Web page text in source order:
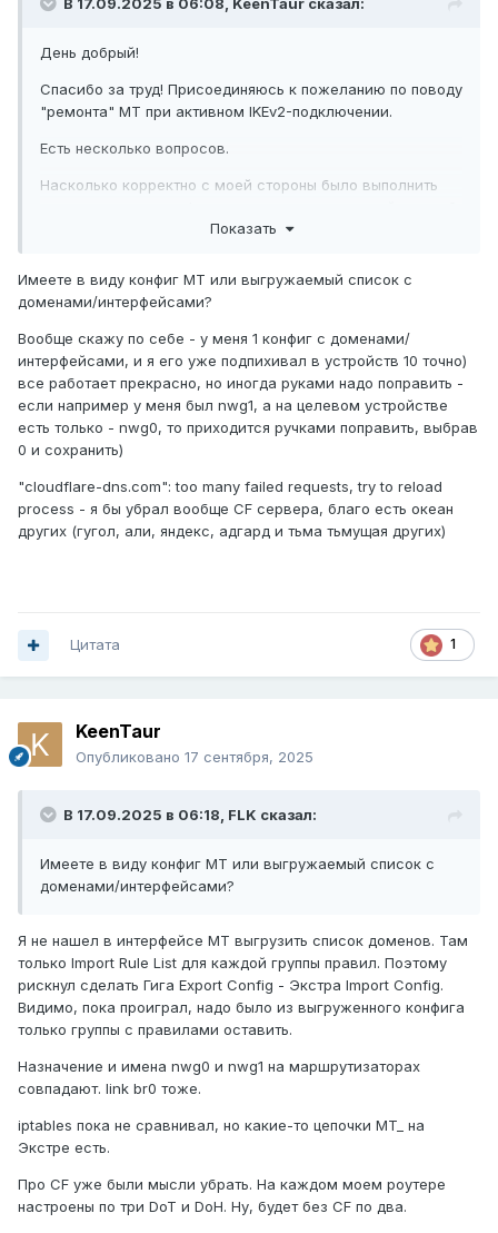
В 17.09.2025 в 06:08, KeenTaur сказал:
День добрый!
Спасибо за труд! Присоединяюсь к пожеланию по поводу
"ремонта" МТ при активном IKEv2-подключении.
Есть несколько вопросов.
Насколько корректно с моей стороны было выполнить
Есть Giga KN-1012, на ней настроен МТ, работает на два
аналогичными туннелями (назначение использования и
имена интерфейсов совпадают) - не работает, уходит
моменты (адреса, порты, link) в конфиге - вроде все
верно. МТ перезапускал, "Started MagiTrickle Daemon
from ." Пробовал включать уровень логов debug, но не
понял, куда смотреть (в консоли BusyBox, в системном
журнале никаких отличий не заметил, лога МТ не
нашел). Правила в МТ включал/выключал, интерфейсы
проверки прописал на Экстре статический маршрут
через один из туннелей - работает.
Переставлять МТ на Экстре и там списки создавать? А
реже) на этой Экстре очень много событий типа
Сен 16 09:06:24
Service: "DoT "System" proxy #0": unexpectedly stopped.
Сен 16 09:06:24
stubby
reload process
PS хотел было в ТГ-чат обратиться... в итоге,
проголосовал за отдельную тему для флуда.
Показать
Имеете в виду конфиг МТ или выгружаемый список с
доменами/интерфейсами?
Вообще скажу по себе - у меня 1 конфиг с доменами/
интерфейсами, и я его уже подпихивал в устройств 10 точно)
все работает прекрасно, но иногда руками надо поправить -
если например у меня был nwg1, а на целевом устройстве
есть только - nwg0, то приходится ручками поправить, выбрав
0 и сохранить)
"cloudflare-dns.com": too many failed requests, try to reload
process - я бы убрал вообще CF сервера, благо есть океан
других (гугол, али, яндекс, адгард и тьма тьмущая других)
1
Цитата
KeenTaur
Опубликовано 17 сентября, 2025
В 17.09.2025 в 06:18, FLK сказал:
Имеете в виду конфиг МТ или выгружаемый список с
доменами/интерфейсами?
Я не нашел в интерфейсе МТ выгрузить список доменов. Там
только Import Rule List для каждой группы правил. Поэтому
рискнул сделать Гига Export Config - Экстра Import Config.
Видимо, пока проиграл, надо было из выгруженного конфига
только группы с правилами оставить.
Назначение и имена nwg0 и nwg1 на маршрутизаторах
совпадают. link br0 тоже.
iptables пока не сравнивал, но какие-то цепочки MT_ на
Экстре есть.
Про CF уже были мысли убрать. На каждом моем роутере
настроены по три DoT и DoH. Ну, будет без CF по два.